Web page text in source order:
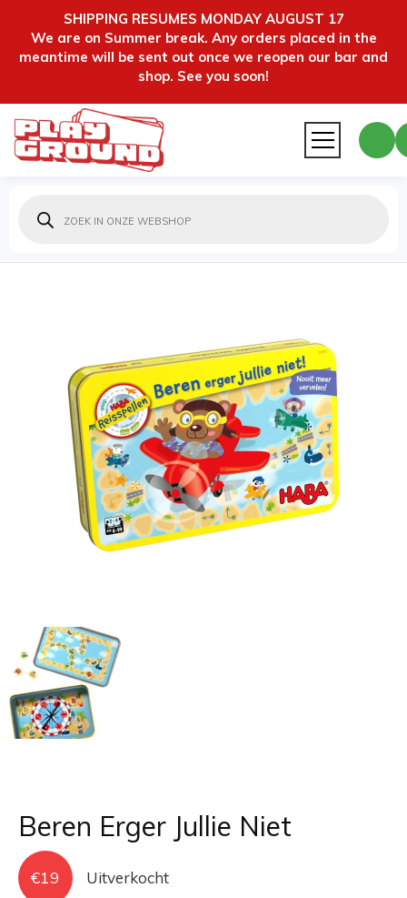
SHIPPING RESUMES MONDAY AUGUST 17
We are on Summer break. Any orders placed in the
meantime will be sent out once we reopen our bar and
shop. See you soon!
zoeken
Beren Erger Jullie Niet
€19 Uitverkocht